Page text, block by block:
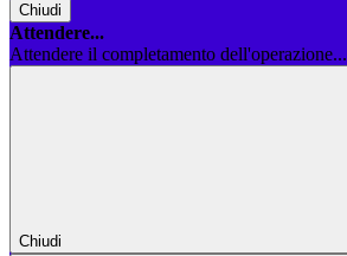
Chiudi
Attendere...
Attendere il completamento dell'operazione...
Chiudi